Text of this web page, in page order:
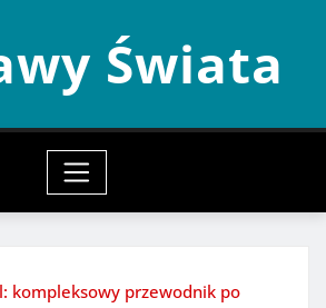
Świata
kompleksowy przewodnik po